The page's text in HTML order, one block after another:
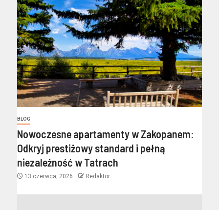
BLOG
Nowoczesne apartamenty w Zakopanem:
Odkryj prestiżowy standard i pełną
niezależność w Tatrach
13 czerwca, 2026 Redaktor